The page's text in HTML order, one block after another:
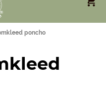
poncho